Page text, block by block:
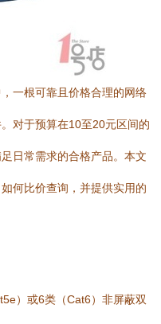
一根可靠且价格合理的网络
对于预算在10至20元区间的
日常需求的合格产品。本文
何比价查询，并提供实用的
）或6类（Cat6）非屏蔽双